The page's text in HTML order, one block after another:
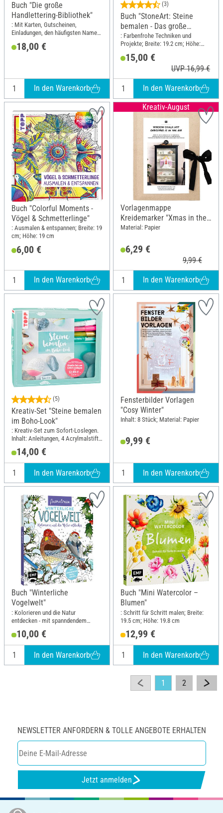
Buch "Die große
Handlettering-Bibliothek"
: Mit Karten, Gutscheinen,
Einladungen, den häufigsten Namen
19.5 cm; Höhe: 25 cm
18,00 €
In den Warenkorb
(3)
Buch "StoneArt: Steine
bemalen - Das große
Handbuch"
: Farbenfrohe Techniken und
Projekte; Breite: 19.2 cm; Höhe:
15,00 €
UVP 16,99 €
In den Warenkorb
Buch "Colorful Moments -
Vögel & Schmetterlinge"
: Ausmalen & entspannen; Breite: 19
cm; Höhe: 19 cm
6,00 €
In den Warenkorb
Kreativ-August
Vorlagenmappe
Kreidemarker "Xmas in the
air", 3 Bogen
Material: Papier
6,29 €
9,99 €
In den Warenkorb
(5)
Kreativ-Set "Steine bemalen
im Boho-Look"
: Kreativ-Set zum Sofort-Loslegen.
Inhalt: Anleitungen, 4 Acrylmalstift;
Länge: 26.2 cm; Breite: 22.8 cm;
Höhe: 3.5 cm
14,00 €
In den Warenkorb
Fensterbilder Vorlagen
"Cosy Winter"
Inhalt: 8 Stück; Material: Papier
9,99 €
In den Warenkorb
Buch "Winterliche
Vogelwelt"
: Kolorieren und die Natur
entdecken - mit spanndendem
Vogelwissen; Breite: 20 cm; Höhe:
23.5 cm
10,00 €
In den Warenkorb
Buch "Mini Watercolor –
Blumen"
: Schritt für Schritt malen; Breite:
19.5 cm; Höhe: 19.8 cm
12,99 €
In den Warenkorb
1 2
NEWSLETTER ANFORDERN & TOLLE ANGEBOTE ERHALTEN
Jetzt anmelden